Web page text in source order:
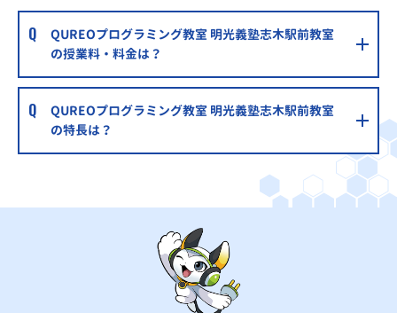
QUREOプログラミング教室 明光義塾志木駅前教室
の授業料・料金は？
QUREOプログラミング教室 明光義塾志木駅前教室
の特長は？